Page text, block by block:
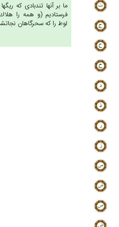
ما بر آنها تندبادى كه
فرستاديم (و همه را
لوط را كه سحرگاهان